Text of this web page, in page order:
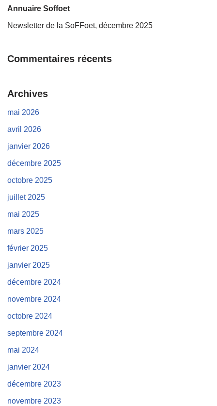
Annuaire Soffoet
Newsletter de la SoFFoet, décembre 2025
Commentaires récents
Archives
mai 2026
avril 2026
janvier 2026
décembre 2025
octobre 2025
juillet 2025
mai 2025
mars 2025
février 2025
janvier 2025
décembre 2024
novembre 2024
octobre 2024
septembre 2024
mai 2024
janvier 2024
décembre 2023
novembre 2023